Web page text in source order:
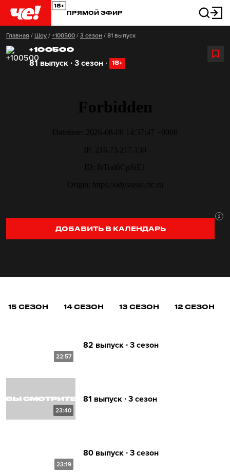
ПРЯМОЙ ЭФИР
Главная / Шоу / +100500 / 3 сезон / 81 выпуск
+100500
81 выпуск ∙ 3 сезон ∙ 18+
ДОБАВИТЬ В КАЛЕНДАРЬ
15 СЕЗОН 14 СЕЗОН 13 СЕЗОН 12 СЕЗОН
22:57
82 выпуск ∙ 3 сезон
23:40
81 выпуск ∙ 3 сезон
23:19
80 выпуск ∙ 3 сезон